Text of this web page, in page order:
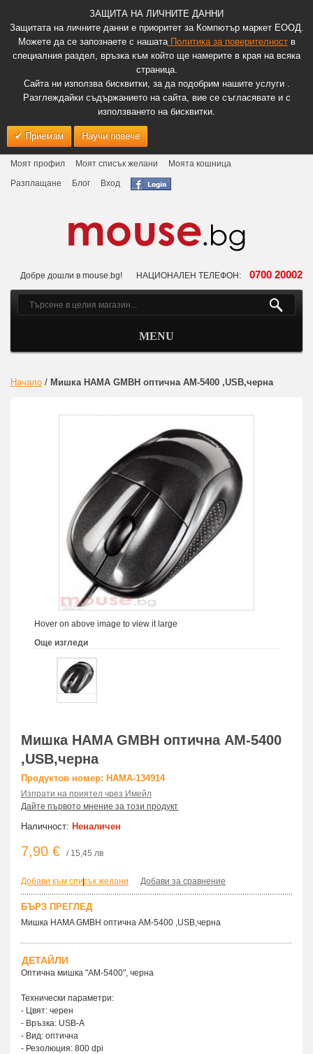
ЗАЩИТА НА ЛИЧНИТЕ ДАННИ
Защитата на личните данни е приоритет за Компютър маркет ЕООД.
Можете да се запознаете с нашатаПолитика за поверителноств
специалния раздел, връзка към който ще намерите в края на всяка
страница.
Сайта ни използва бисквитки, за да подобрим нашите услуги .
Разглеждайки съдържанието на сайта, вие се съгласявате и с
използването на бисквитки.
Приемам Научи повече
Моят профил Моят списък желани
Моята кошница
Разплащане
Блог Вход
Добре дошли в mouse.bg! НАЦИОНАЛЕН ТЕЛЕФОН: 0700 20002
MENU
Начало / Мишка HAMA GMBH оптична AM-5400 ,USB,черна
Hover on above image to view it large
Още изгледи
Мишка HAMA GMBH оптична AM-5400
,USB,черна
Продуктов номер: HAMA-134914
Изпрати на приятел чрез Имейл
Дайте първото мнение за този продукт
Наличност: Неналичен
7,90 € / 15,45 лв
Добави към списък желани
| Добави за сравнение
БЪРЗ ПРЕГЛЕД
Мишка HAMA GMBH оптична AM-5400 ,USB,черна
ДЕТАЙЛИ
Оптична мишка "АМ-5400", черна
Технически параметри:
- Цвят: черен
- Връзка: USB-А
- Вид: оптична
- Резолюция: 800 dpi